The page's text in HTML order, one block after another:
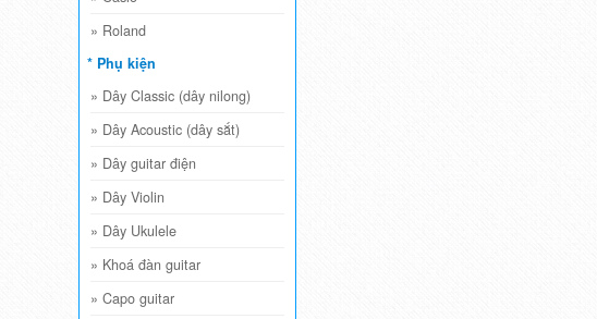
» Roland
* Phụ kiện
» Dây Classic (dây nilong)
» Dây Acoustic (dây sắt)
» Dây guitar điện
» Dây Violin
» Dây Ukulele
» Khoá đàn guitar
» Capo guitar